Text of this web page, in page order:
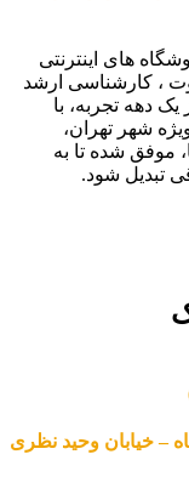
های اینترنتی
، کارشناسی ارشد
دهه تجربه، با
شهر تهران،
موفق شده تا به
تبدیل شود.
– خیابان وحید نظری